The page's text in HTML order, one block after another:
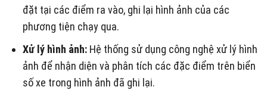
đặt tại các điểm ra vào, ghi lại hình ảnh của các
phương tiện chạy qua.
Xử lý hình ảnh: Hệ thống sử dụng công nghệ xử lý hình
ảnh để nhận diện và phân tích các đặc điểm trên biển
số xe trong hình ảnh đã ghi lại.